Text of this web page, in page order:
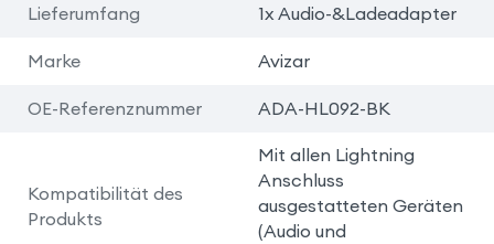
Lieferumfang 1x Audio-&Ladeadapter
Marke Avizar
OE-Referenznummer ADA-HL092-BK
Kompatibilität des
Produkts
Mit allen Lightning
Anschluss
ausgestatteten Geräten
(Audio und